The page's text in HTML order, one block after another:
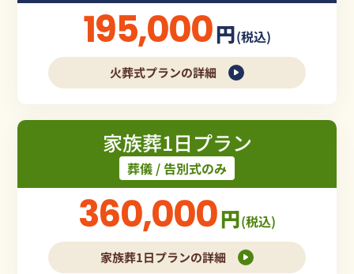
195,000円(税込)
火葬式プランの詳細
家族葬1日プラン
葬儀 / 告別式のみ
360,000円(税込)
家族葬1日プランの詳細